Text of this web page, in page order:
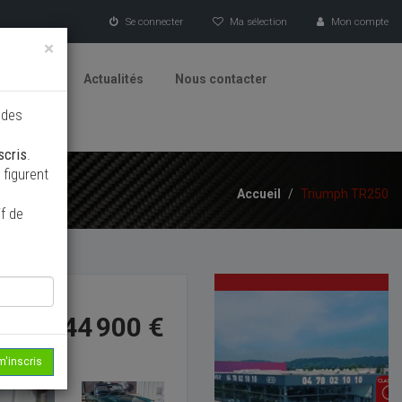
Se connecter Ma sélection Mon compte
Actualités Nous contacter
Accueil / Triumph TR250
44 900 €
×
.
de